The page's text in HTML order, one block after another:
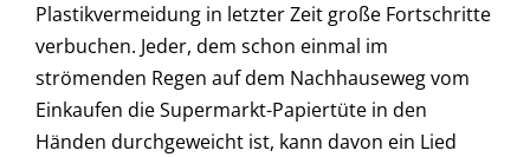
Plastikvermeidung in letzter Zeit große Fortschritte
verbuchen. Jeder, dem schon einmal im
strömenden Regen auf dem Nachhauseweg vom
Einkaufen die Supermarkt-Papiertüte in den
Händen durchgeweicht ist, kann davon ein Lied